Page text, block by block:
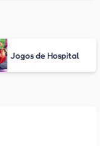
Jogos de Hospital